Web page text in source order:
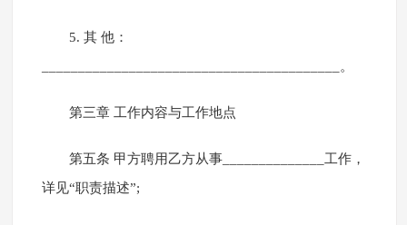
5. 其 他：
_________________________________________。
第三章 工作内容与工作地点
第五条 甲方聘用乙方从事______________工作，
详见“职责描述”;